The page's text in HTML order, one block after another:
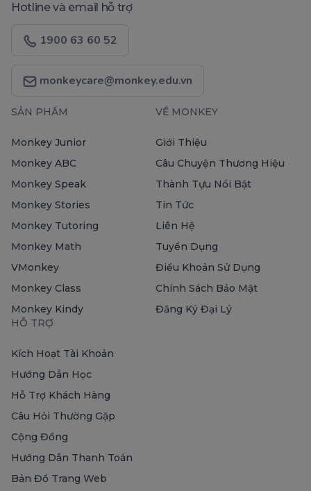
Hotline và email hỗ trợ
1900 63 60 52
monkeycare@monkey.edu.vn
SẢN PHẨM
Monkey Junior
Monkey ABC
Monkey Speak
Monkey Stories
Monkey Tutoring
Monkey Math
VMonkey
Monkey Class
Monkey Kindy
VỀ MONKEY
Giới Thiệu
Câu Chuyện Thương Hiệu
Thành Tựu Nổi Bật
Tin Tức
Liên Hệ
Tuyển Dụng
Điều Khoản Sử Dụng
Chính Sách Bảo Mật
Đăng Ký Đại Lý
HỖ TRỢ
Kích Hoạt Tài Khoản
Hướng Dẫn Học
Hỗ Trợ Khách Hàng
Câu Hỏi Thường Gặp
Cộng Đồng
Hướng Dẫn Thanh Toán
Bản Đồ Trang Web